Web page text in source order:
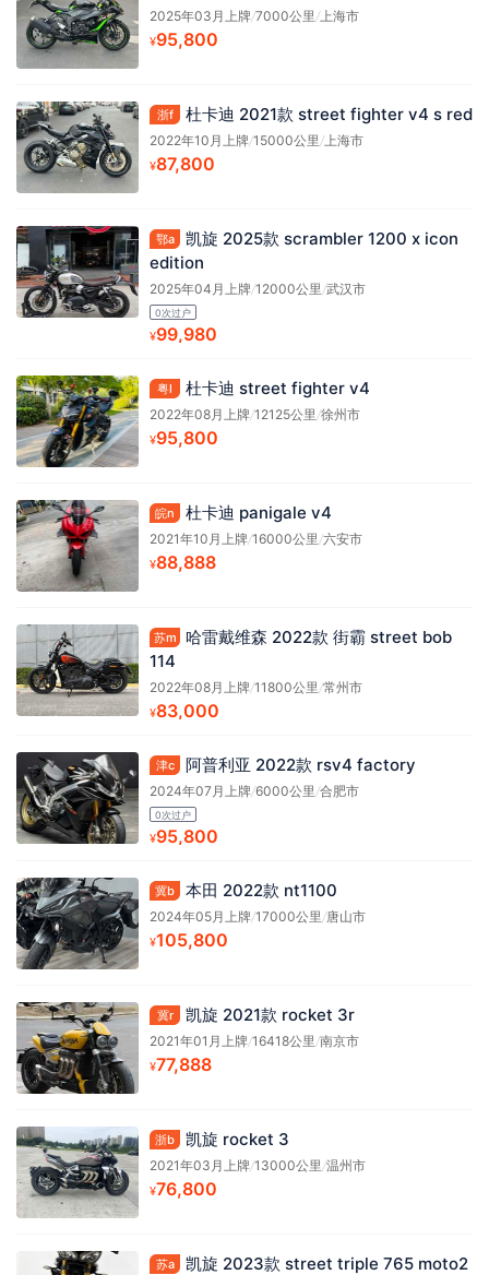
2025年03月上牌/7000公里 /上海市
¥95,800
浙f 杜卡迪 2021款 street fighter v4 s red
2022年10月上牌/15000公里 /上海市
¥87,800
鄂a
凯旋 2025款 scrambler 1200 x icon
edition
2025年04月上牌/12000公里 /武汉市
0次过户
¥99,980
粤l 杜卡迪 street fighter v4
2022年08月上牌/12125公里 /徐州市
¥95,800
皖n 杜卡迪 panigale v4
2021年10月上牌/16000公里 /六安市
¥88,888
苏m
哈雷戴维森 2022款 街霸 street bob
114
2022年08月上牌/11800公里 /常州市
¥83,000
津c 阿普利亚 2022款 rsv4 factory
2024年07月上牌/6000公里 /合肥市
0次过户
¥95,800
冀b 本田 2022款 nt1100
2024年05月上牌/17000公里 /唐山市
¥105,800
冀r 凯旋 2021款 rocket 3r
2021年01月上牌/16418公里 /南京市
¥77,888
浙b 凯旋 rocket 3
2021年03月上牌/13000公里 /温州市
¥76,800
苏a
凯旋 2023款 street triple 765 moto2